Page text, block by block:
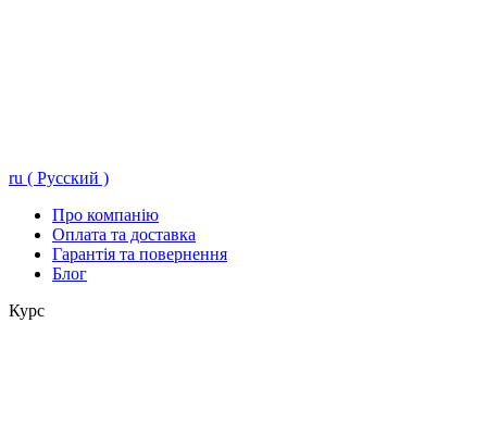
ru ( Русский )
Про компанію
Оплата та доставка
Гарантія та повернення
Блог
Курс